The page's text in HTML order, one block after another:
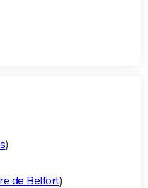
)
de Belfort)